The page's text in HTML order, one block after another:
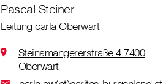
Pascal Steiner
Leitung carla Oberwart
Steinamangererstraße 4 7400
Oberwart